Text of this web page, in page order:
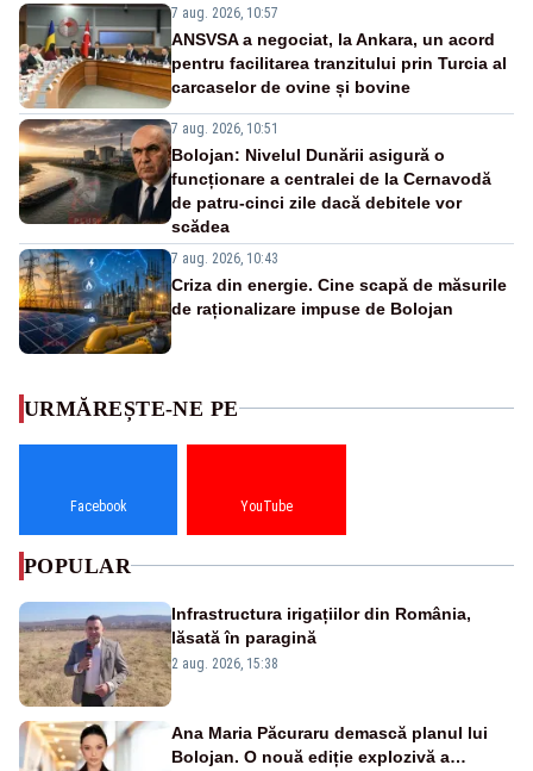
7 aug. 2026, 10:57
ANSVSA a negociat, la Ankara, un acord
pentru facilitarea tranzitului prin Turcia al
carcaselor de ovine și bovine
7 aug. 2026, 10:51
Bolojan: Nivelul Dunării asigură o
funcționare a centralei de la Cernavodă
de patru-cinci zile dacă debitele vor
scădea
7 aug. 2026, 10:43
Criza din energie. Cine scapă de măsurile
de raționalizare impuse de Bolojan
URMĂREȘTE-NE PE
Facebook YouTube
POPULAR
Infrastructura irigațiilor din România,
lăsată în paragină
2 aug. 2026, 15:38
Ana Maria Păcuraru demască planul lui
Bolojan. O nouă ediție explozivă a